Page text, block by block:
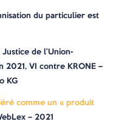
du particulier est
de l’Union-
2021, VI contre KRONE –
KG
comme un « produit
– 2021